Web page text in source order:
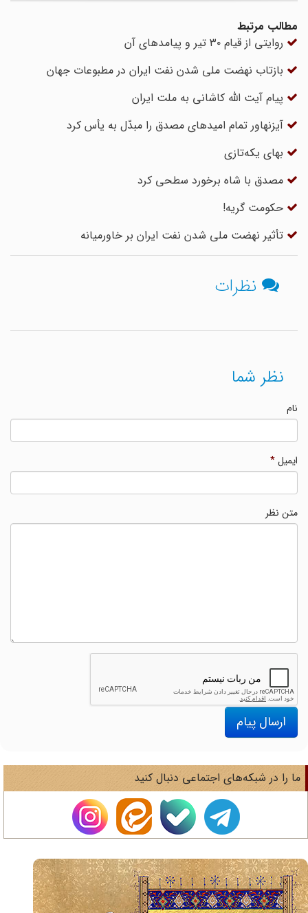
مطالب مرتبط
روایتی از قیام ۳۰ تیر و پیامدهای آن
بازتاب نهضت ملی شدن نفت ایران در مطبوعات جهان
پیام آیت الله کاشانی به ملت ایران
آیزنهاور تمام امیدهای مصدق را مبدّل به یأس کرد
بهای یکه‌تازی
مصدق با شاه برخورد سطحی کرد
حکومت گریه!
تأثیر نهضت ملی شدن نفت ایران بر خاورمیانه
نظرات
نظر شما
ایمیل*
متن نظر
ارسال پیام
را در شبکه‌های اجتماعی دنبال کنید